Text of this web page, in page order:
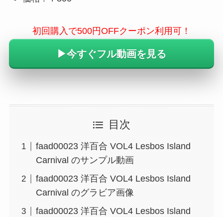
初回購入で500円OFFクーポン利用可！
▶︎今すぐフル動画を見る
目次
faad00023 洋百合 VOL4 Lesbos Island
Carnival のサンプル動画
faad00023 洋百合 VOL4 Lesbos Island
Carnival のグラビア画像
faad00023 洋百合 VOL4 Lesbos Island